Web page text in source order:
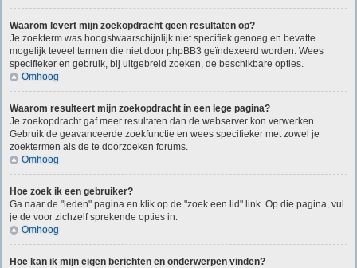
Waarom levert mijn zoekopdracht geen resultaten op?
Je zoekterm was hoogstwaarschijnlijk niet specifiek genoeg en bevatte
mogelijk teveel termen die niet door phpBB3 geïndexeerd worden. Wees
specifieker en gebruik, bij uitgebreid zoeken, de beschikbare opties.
Omhoog
Waarom resulteert mijn zoekopdracht in een lege pagina?
Je zoekopdracht gaf meer resultaten dan de webserver kon verwerken.
Gebruik de geavanceerde zoekfunctie en wees specifieker met zowel je
zoektermen als de te doorzoeken forums.
Omhoog
Hoe zoek ik een gebruiker?
Ga naar de "leden" pagina en klik op de "zoek een lid" link. Op die pagina, vul
je de voor zichzelf sprekende opties in.
Omhoog
Hoe kan ik mijn eigen berichten en onderwerpen vinden?